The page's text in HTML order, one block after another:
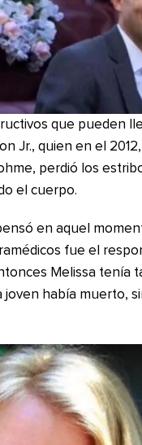
que pueden
Jr., quien en el
perdió los
el cuerpo.
en aquel
fue el
Melissa tenía
había muerto,